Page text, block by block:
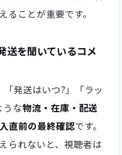
ることが重要です。
を聞いているコメ
「発送はいつ?」「ラッ
うな物流・在庫・配送
直前の最終確認です。
られないと、視聴者は